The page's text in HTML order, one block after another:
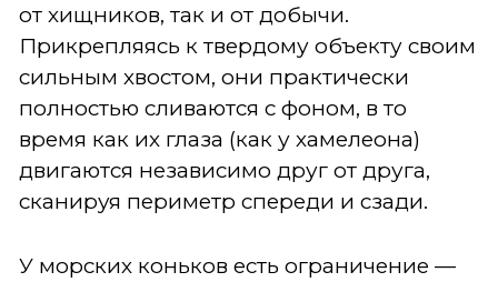
от хищников, так и от добычи.
Прикрепляясь к твердому объекту своим
сильным хвостом, они практически
полностью сливаются с фоном, в то
время как их глаза (как у хамелеона)
двигаются независимо друг от друга,
сканируя периметр спереди и сзади.
У морских коньков есть ограничение —